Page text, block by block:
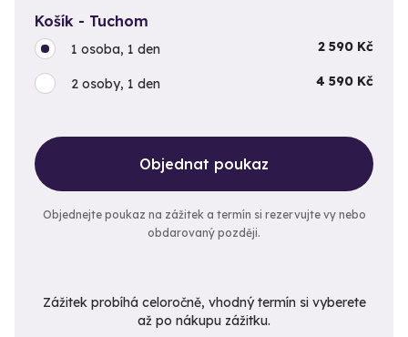
Košík - Tuchom
1 osoba, 1 den 2 590 Kč
2 osoby, 1 den 4 590 Kč
Objednat poukaz
Objednejte poukaz na zážitek a termín si rezervujte vy nebo
obdarovaný později.
Zážitek probíhá celoročně, vhodný termín si vyberete
až po nákupu zážitku.